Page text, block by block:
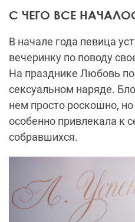
С ЧЕГО ВСЕ
В начале года певица
вечеринку по поводу
На празднике Любовь
сексуальном наряде.
нем просто роскошно, но
особенно привлекала к
собравшихся.